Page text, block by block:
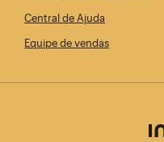
Central de Ajuda
Equipe de vendas